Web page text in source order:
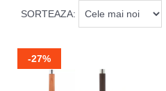
SORTEAZA:
-27%